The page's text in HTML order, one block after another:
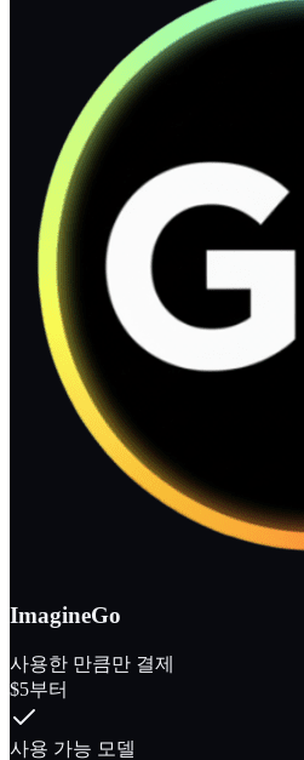
ImagineGo
사용한 만큼만 결제
$5부터
사용 가능 모델